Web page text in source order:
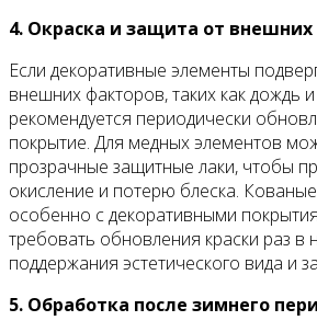
4. Окраска и защита от
Если декоративные элементы
внешних факторов, таких как дождь
рекомендуется периодически
покрытие. Для медных элементов
прозрачные защитные лаки, чтобы
окисление и потерю блеска.
особенно с декоративными
требовать обновления краски раз в
поддержания эстетического вида и
5. Обработка после зимнего